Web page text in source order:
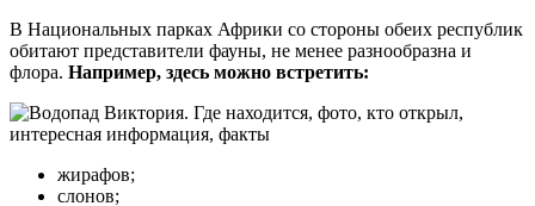
В Национальных парках Африки со стороны обеих республик
обитают представители фауны, не менее разнообразна и
флора. Например, здесь можно встретить:
жирафов;
слонов;